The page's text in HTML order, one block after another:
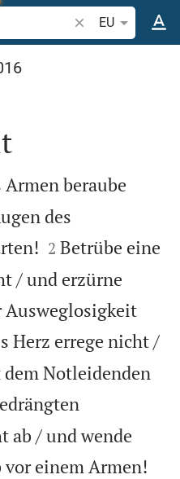
Bibelstelle oder
EU
Armen beraube
des


2 Betrübe eine
/ und erzürne
Ausweglosigkeit
Herz errege nicht /
Notleidenden
ab / und wende
einem Armen!